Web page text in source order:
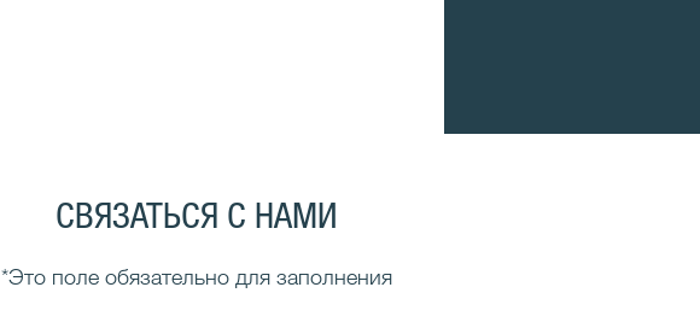
СВЯЗАТЬСЯ С НАМИ
*Это поле обязательно для заполнения